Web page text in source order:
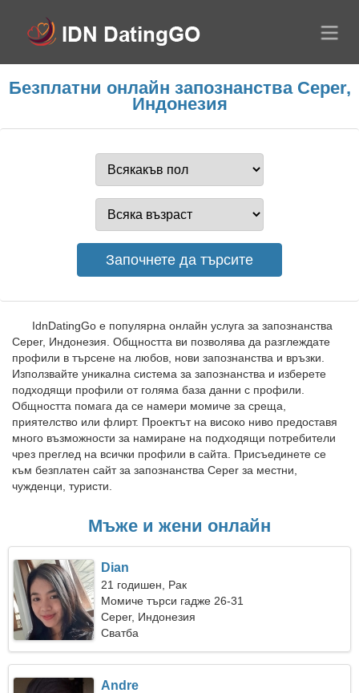
Безплатни онлайн запознанства Ceper,
Индонезия
IdnDatingGo е популярна онлайн услуга за запознанства
Ceper, Индонезия. Общността ви позволява да разглеждате
профили в търсене на любов, нови запознанства и връзки.
Използвайте уникална система за запознанства и изберете
подходящи профили от голяма база данни с профили.
Общността помага да се намери момиче за среща,
приятелство или флирт. Проектът на високо ниво предоставя
много възможности за намиране на подходящи потребители
чрез преглед на всички профили в сайта. Присъединете се
към безплатен сайт за запознанства Ceper за местни,
чужденци, туристи.
Мъже и жени онлайн
Dian
21 годишен, Рак
Момиче търси гадже 26-31
Ceper, Индонезия
Сватба
Andre